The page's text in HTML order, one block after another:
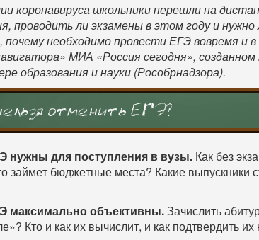
коронавируса школьники перешли на
проводить ли экзамены в этом году и
необходимо провести ЕГЭ вовремя и
МИА «Россия сегодня»,
образования и науки (Рособрнадзора).
отменить ЕГЭ?
нужны для поступления в вузы. Как без
займет бюджетные места? Какие выпускники
максимально объективны.Зачислить
Кто и как их вычислит, и как подтвердить их